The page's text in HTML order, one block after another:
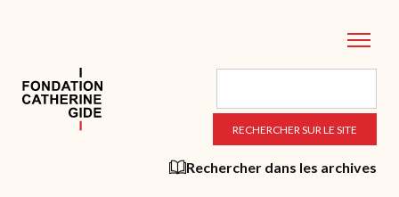
principal
Rechercher dans les archives